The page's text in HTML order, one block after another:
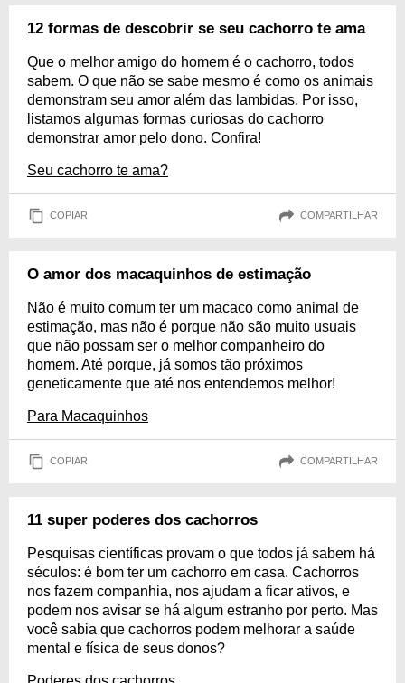
12 formas de descobrir se seu cachorro te ama
Que o melhor amigo do homem é o cachorro, todos
sabem. O que não se sabe mesmo é como os animais
demonstram seu amor além das lambidas. Por isso,
listamos algumas formas curiosas do cachorro
demonstrar amor pelo dono. Confira!
Seu cachorro te ama?
COPIAR COMPARTILHAR
O amor dos macaquinhos de estimação
Não é muito comum ter um macaco como animal de
estimação, mas não é porque não são muito usuais
que não possam ser o melhor companheiro do
homem. Até porque, já somos tão próximos
geneticamente que até nos entendemos melhor!
Para Macaquinhos
COPIAR COMPARTILHAR
11 super poderes dos cachorros
Pesquisas científicas provam o que todos já sabem há
séculos: é bom ter um cachorro em casa. Cachorros
nos fazem companhia, nos ajudam a ficar ativos, e
podem nos avisar se há algum estranho por perto. Mas
você sabia que cachorros podem melhorar a saúde
mental e física de seus donos?